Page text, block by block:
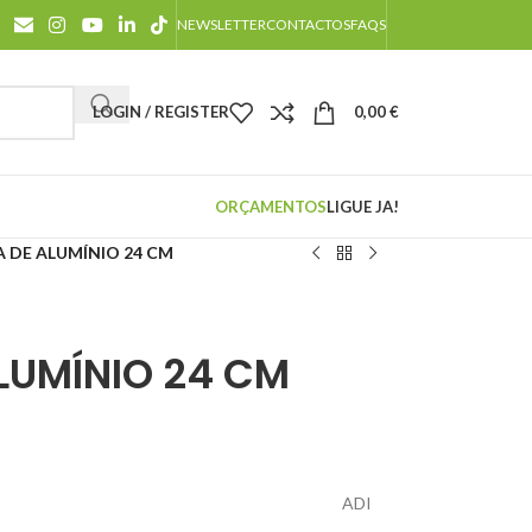
NEWSLETTERCONTACTOSFAQS
LOGIN / REGISTER 0,00€
ORÇAMENTOSLIGUE JA!
DE ALUMÍNIO 24 CM
24 CM
ADI